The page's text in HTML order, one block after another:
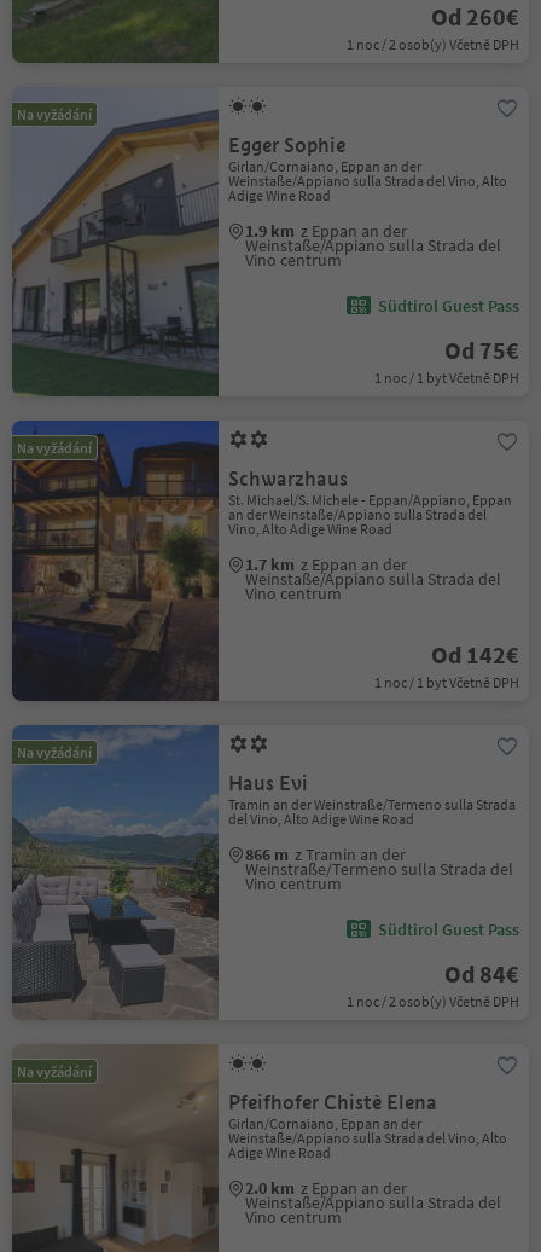
Od 260€
1 noc / 2 osob(y) Včetně DPH
Na vyžádání
Egger Sophie
Girlan/Cornaiano, Eppan an der
Weinstaße/Appiano sulla Strada del Vino, Alto
Adige Wine Road
1.9 km z Eppan an der
Weinstaße/Appiano sulla Strada del
Vino centrum
Südtirol Guest Pass
Od 75€
1 noc / 1 byt Včetně DPH
Na vyžádání
Schwarzhaus
St. Michael/S. Michele - Eppan/Appiano, Eppan
an der Weinstaße/Appiano sulla Strada del
Vino, Alto Adige Wine Road
1.7 km z Eppan an der
Weinstaße/Appiano sulla Strada del
Vino centrum
Od 142€
1 noc / 1 byt Včetně DPH
Na vyžádání
Haus Evi
Tramin an der Weinstraße/Termeno sulla Strada
del Vino, Alto Adige Wine Road
866 m z Tramin an der
Weinstraße/Termeno sulla Strada del
Vino centrum
Südtirol Guest Pass
Od 84€
1 noc / 2 osob(y) Včetně DPH
Na vyžádání
Pfeifhofer Chistè Elena
Girlan/Cornaiano, Eppan an der
Weinstaße/Appiano sulla Strada del Vino, Alto
Adige Wine Road
2.0 km z Eppan an der
Weinstaße/Appiano sulla Strada del
Vino centrum